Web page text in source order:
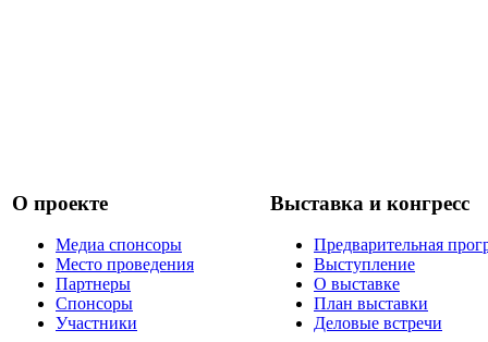
О проекте
Медиа спонсоры
Место проведения
Партнеры
Спонсоры
Участники
Выставка и конгресс
Предварительная
Выступление
О выставке
План выставки
Деловые встречи